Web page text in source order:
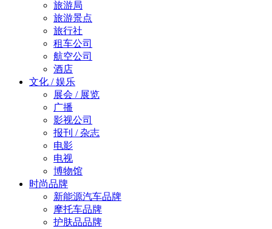
旅游局
旅游景点
旅行社
租车公司
航空公司
酒店
文化 / 娱乐
展会 / 展览
广播
影视公司
报刊 / 杂志
电影
电视
博物馆
时尚品牌
新能源汽车品牌
摩托车品牌
护肤品品牌